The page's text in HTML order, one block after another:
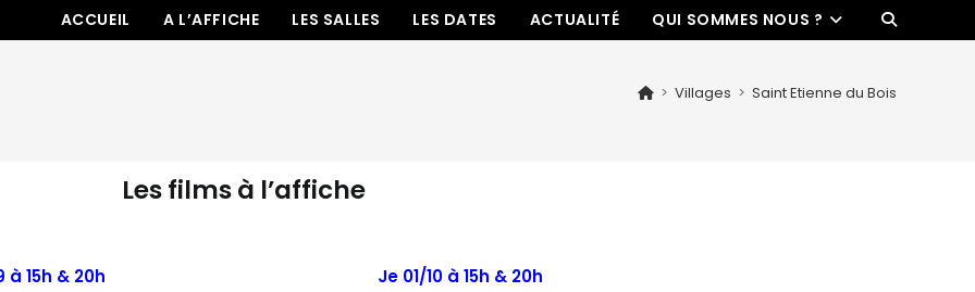
ACCUEIL A L’AFFICHE LES SALLES LES DATES ACTUALITÉ QUI SOMMES NOUS ?
> Villages > Saint Etienne du Bois
Les films à l’affiche
à 15h & 20h Je 01/10 à 15h & 20h